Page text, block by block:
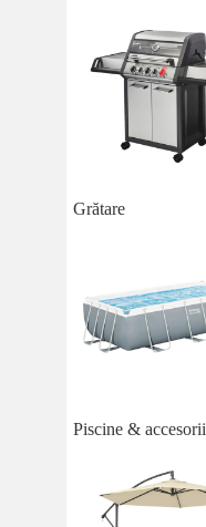
Grătare
Piscine & accesorii